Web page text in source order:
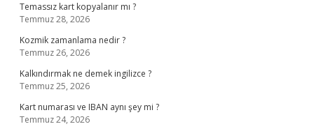
Temassız kart kopyalanır mı ?
Temmuz 28, 2026
Kozmik zamanlama nedir ?
Temmuz 26, 2026
Kalkındırmak ne demek ingilizce ?
Temmuz 25, 2026
Kart numarası ve IBAN aynı şey mi ?
Temmuz 24, 2026